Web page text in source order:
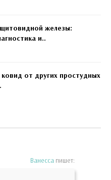
железы:
и..
от других простудных
Ванесса пишет: